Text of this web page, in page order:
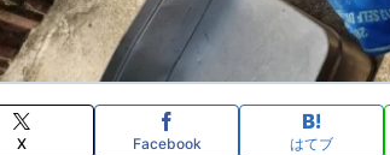
X Facebook はてブ